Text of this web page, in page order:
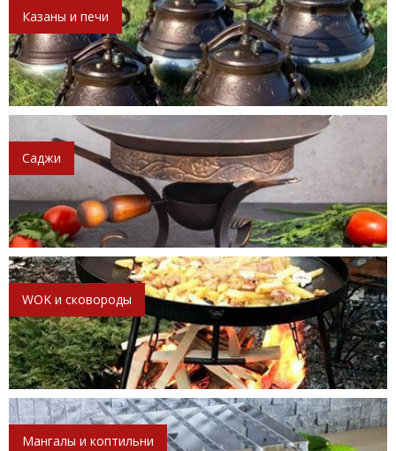
Казаны и печи
Саджи
WOK и сковороды
Мангалы и коптильни